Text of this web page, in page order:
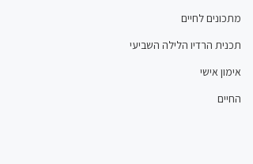
מתכונים לחיים
תכנית הרדיו הלילה השביעי
אימון אישי
החיים